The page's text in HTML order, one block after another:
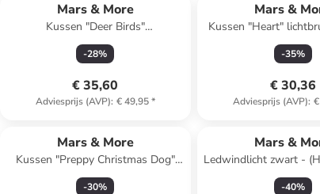
Mars & More
Kussen "Deer Birds"
bruin/groen/lichtroze - (L)45 x (B)45
cm
-28%
€ 35,60
Adviesprijs (AVP): € 49,95*
Mars &
Kussen "Heart"
(B)50 cm
-35%
€ 30,36
Adviesprijs (AVP):
Mars & More
Kussen "Preppy Christmas Dog"
meerkleurig - (L)45 x (B)45 cm
-30%
Mars &
Ledwindlicht zwart -
cm
-40%